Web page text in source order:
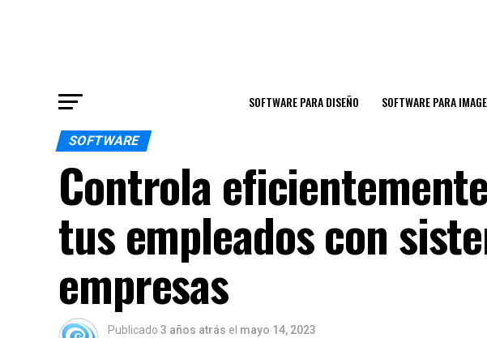
SOFTWARE PARA DISEÑO SOFTWARE PARA
SOFTWARE
Controla
tus empleados con
empresas
Publicado 3 años atrás el mayo 14, 2023